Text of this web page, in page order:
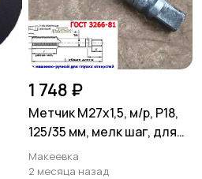
1 748 ₽
Метчик М27х1,5, м/р, Р18,
125/35 мм, мелк шаг, для
скв и гл резьбы, СССР
Макеевка
2 месяца назад